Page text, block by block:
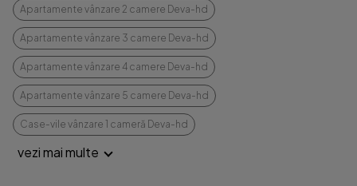
Apartamente vânzare 2 camere Deva-hd
Apartamente vânzare 3 camere Deva-hd
Apartamente vânzare 4 camere Deva-hd
Apartamente vânzare 5 camere Deva-hd
Case-vile vânzare 1 cameră Deva-hd
vezi mai multe